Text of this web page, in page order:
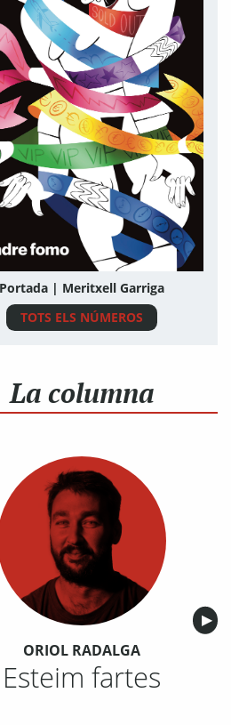
Portada | Meritxell Garriga
TOTS ELS NÚMEROS
La columna
▶︎
ORIOL RADALGA
Esteim fartes